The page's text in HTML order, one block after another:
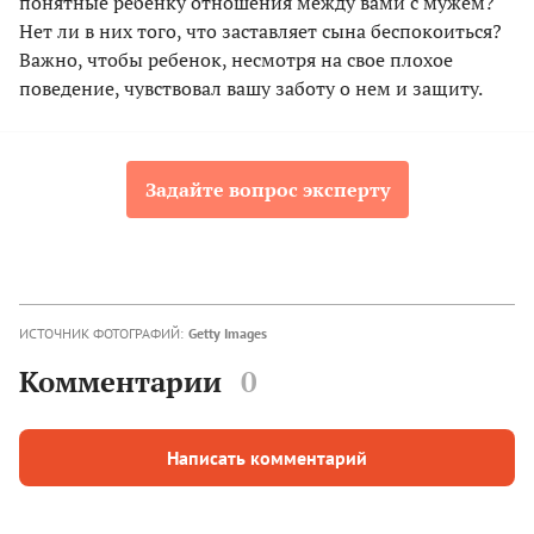
Нет ли в них того, что заставляет сына беспокоиться?
Важно, чтобы ребенок, несмотря на свое плохое
поведение, чувствовал вашу заботу о нем и защиту.
Задайте вопрос эксперту
ИСТОЧНИК ФОТОГРАФИЙ: Getty Images
Комментарии 0
Написать комментарий